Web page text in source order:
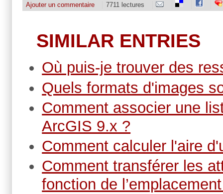
Ajouter un commentaire 7711 lectures
SIMILAR ENTRIES
Où puis-je trouver des
Quels formats d'images
Comment associer une
ArcGIS 9.x ?
Comment calculer l'aire
Comment transférer les
fonction de